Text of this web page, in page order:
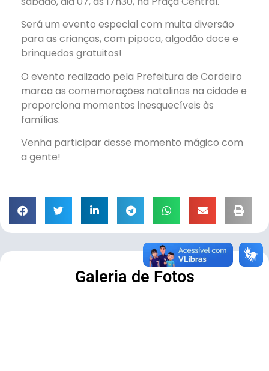
Será um evento especial com muita diversão
para as crianças, com pipoca, algodão doce e
brinquedos gratuitos!
O evento realizado pela Prefeitura de Cordeiro
marca as comemorações natalinas na cidade e
proporciona momentos inesquecíveis às
famílias.
Venha participar desse momento mágico com
a gente!
Galeria de Fotos